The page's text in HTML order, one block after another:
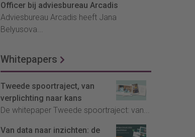
Officer bij adviesbureau Arcadis
Adviesbureau Arcadis heeft Jana
Belyusova...
Whitepapers
Tweede spoortraject, van
verplichting naar kans
De whitepaper Tweede spoortraject: van...
Van data naar inzichten: de